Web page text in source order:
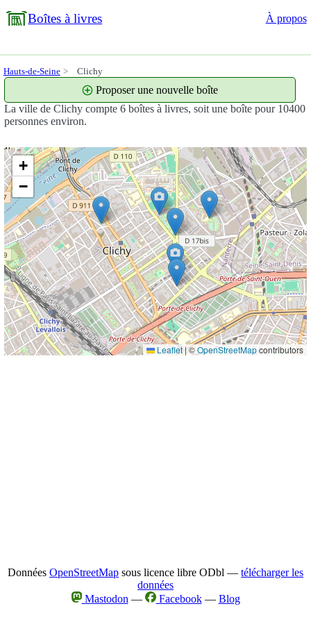
Boîtes à livres À propos
Hauts-de-Seine Clichy
La ville de Clichy compte 6 boîtes à livres, soit une boîte pour 10400
personnes environ.
Proposer une nouvelle boîte
+
−
Leaflet|©OpenStreetMapcontributors
Données OpenStreetMap sous licence libre ODbl — télécharger les
données
Mastodon — Facebook— Blog